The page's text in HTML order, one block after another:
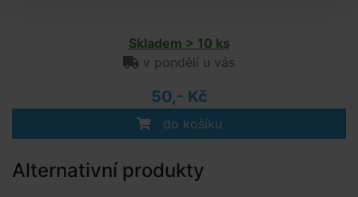
Skladem > 10 ks
v pondělí u vás
50,- Kč
do košíku
Alternativní produkty